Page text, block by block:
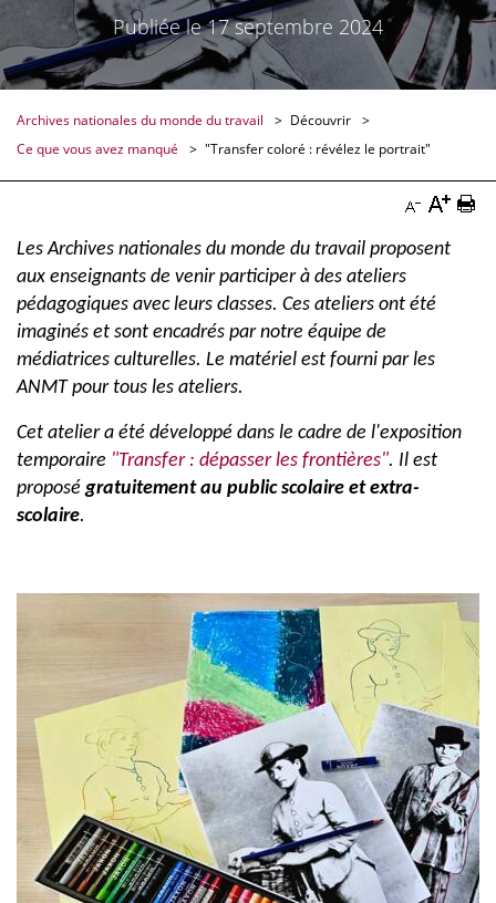
Publiée le 17 septembre 2024
Archives nationales du monde du travail
Découvrir
Ce que vous avez manqué
"Transfer coloré : révélez le portrait"
Diminuer
la
texte
la
Les Archives nationales du monde du travail proposent
aux enseignants de venir participer à des ateliers
pédagogiques avec leurs classes. Ces ateliers ont été
imaginés et sont encadrés par notre équipe de
médiatrices culturelles. Le matériel est fourni par les
ANMT pour tous les ateliers.
Cet atelier a été développé dans le cadre de l'exposition
temporaire "Transfer : dépasser les frontières". Il est
proposégratuitement au public scolaire et extra-
scolaire.